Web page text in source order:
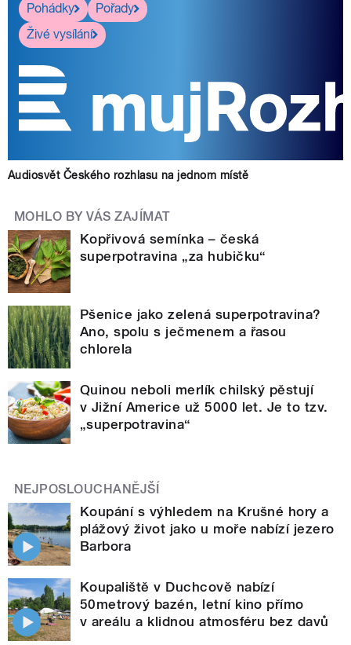
Pohádky
Pořady
Živé vysílání
Audiosvět Českého rozhlasu na jednom místě
MOHLO BY VÁS ZAJÍMAT
Kopřivová semínka – česká
superpotravina „za hubičku“
Pšenice jako zelená superpotravina?
Ano, spolu s ječmenem a řasou
chlorela
Quinou neboli merlík chilský pěstují
v Jižní Americe už 5000 let. Je to tzv.
„superpotravina“
NEJPOSLOUCHANĚJŠÍ
Koupání s výhledem na Krušné hory a
plážový život jako u moře nabízí jezero
Barbora
Koupaliště v Duchcově nabízí
50metrový bazén, letní kino přímo
v areálu a klidnou atmosféru bez davů